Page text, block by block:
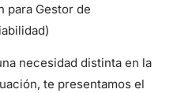
para Gestor de
necesidad distinta en la
te presentamos el